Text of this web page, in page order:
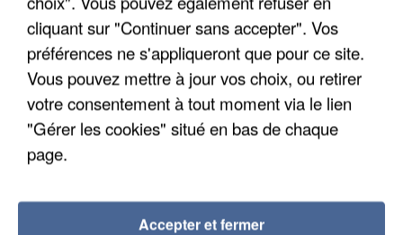
DE FAUNE SAUVAGE SONT...
cliquant sur "Continuer sans accepter". Vos
préférences ne s'appliqueront que pour ce site.
Vous pouvez mettre à jour vos choix, ou retirer
votre consentement à tout moment via le lien
"Gérer les cookies" situé en bas de chaque
page.
Accepter et fermer